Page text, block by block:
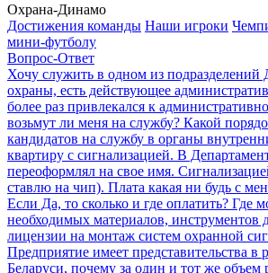
Охрана-Динамо
Достижения команды Наши игроки
мини-футболу
Вопрос-Ответ
Хочу служить в одном из подразделений
охраны, есть действующее
более раз привлекался к
возьмут ли меня на службу? Какой
кандидатов на службу в органы
квартиру с сигнализацией. В
переоформлял на свое имя.
ставлю на чип). Плата какая ни будь с
Если Да, то сколько и где оплатить? Где
необходимых материалов, инструментов
лицензии на монтаж систем охранной
Предприятие имеет представительства в
Беларуси, почему за один и тот же объем